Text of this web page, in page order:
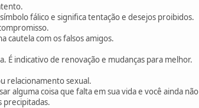
fálico e significa tentação e desejos proibidos.
cautela com os falsos amigos.
indicativo de renovação e mudanças para melhor.
relacionamento sexual.
alguma coisa que falta em sua vida e você ainda não
precipitadas.